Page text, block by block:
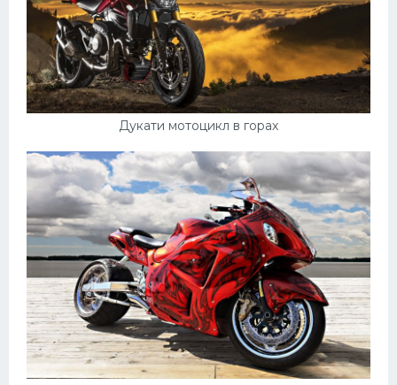
Дукати мотоцикл в горах